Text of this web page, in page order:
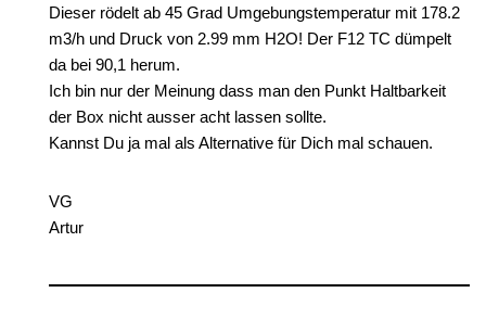
Dieser rödelt ab 45 Grad Umgebungstemperatur mit 178.2
m3/h und Druck von 2.99 mm H2O! Der F12 TC dümpelt
da bei 90,1 herum.
Ich bin nur der Meinung dass man den Punkt Haltbarkeit
der Box nicht ausser acht lassen sollte.
Kannst Du ja mal als Alternative für Dich mal schauen.
VG
Artur